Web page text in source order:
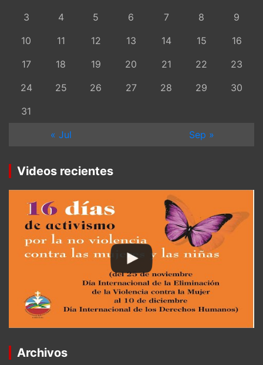
3
4 5 6 7 8
9
10
11 12 13 14 15
16
17
18 19 20 21 22
23
24
25 26 27 28 29
30
31
« Jul
Sep »
Videos recientes
Archivos